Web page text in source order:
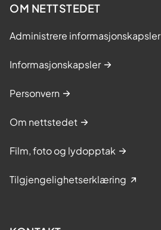
OM NETTSTEDET
Administrere informasjonskapsler
Informasjonskapsler
Personvern
Om nettstedet
Film, foto og lydopptak
Tilgjengelighetserklæring